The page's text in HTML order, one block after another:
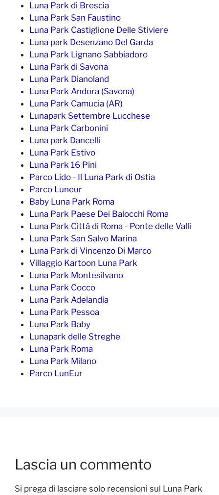
Luna Park di Brescia
Luna Park San Faustino
Luna Park Castiglione Delle Stiviere
Luna park Desenzano Del Garda
Luna Park Lignano Sabbiadoro
Luna Park di Savona
Luna Park Dianoland
Luna Park Andora (Savona)
Luna Park Camucia (AR)
Lunapark Settembre Lucchese
Luna Park Carbonini
Luna park Dancelli
Luna Park Estivo
Luna Park 16 Pini
Parco Lido - Il Luna Park di Ostia
Parco Luneur
Baby Luna Park Roma
Luna Park Paese Dei Balocchi Roma
Luna Park Città di Roma - Ponte delle Valli
Luna Park San Salvo Marina
Luna Park di Vincenzo Di Marco
Villaggio Kartoon Luna Park
Luna Park Montesilvano
Luna Park Cocco
Luna Park Adelandia
Luna Park Pessoa
Luna Park Baby
Lunapark delle Streghe
Luna Park Roma
Luna Park Milano
Parco LunEur
Lascia un commento
Si prega di lasciare solo recensioni sul Luna Park